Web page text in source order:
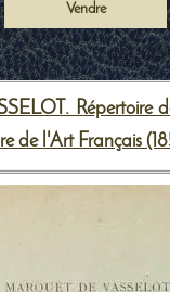
Vendre
Répertoire
de l'Art Français